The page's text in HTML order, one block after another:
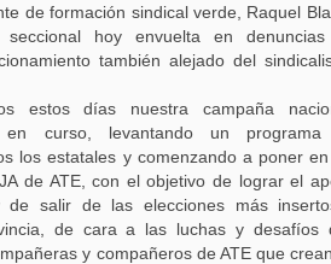
de formación sindical verde, Raquel
hoy envuelta en
también alejado del
estos días nuestra campaña
en curso, levantando un
los estatales y comenzando a poner
de ATE, con el objetivo de lograr el
salir de las elecciones más
de cara a las luchas y desafíos
y compañeros de ATE que